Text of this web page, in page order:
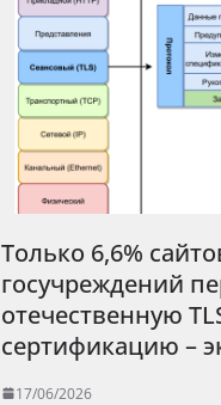
Только 6,6%
госучреждений
отечественную
сертификацию –
17/06/2026